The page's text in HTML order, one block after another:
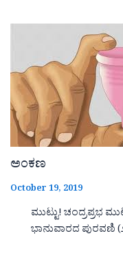
ಅಂಕಣ
October 19, 2019
ಮುಟ್ಟು! ಚಂದ್ರಪ್ರಭ
ಭಾನುವಾರದ ಪುರವಣಿ